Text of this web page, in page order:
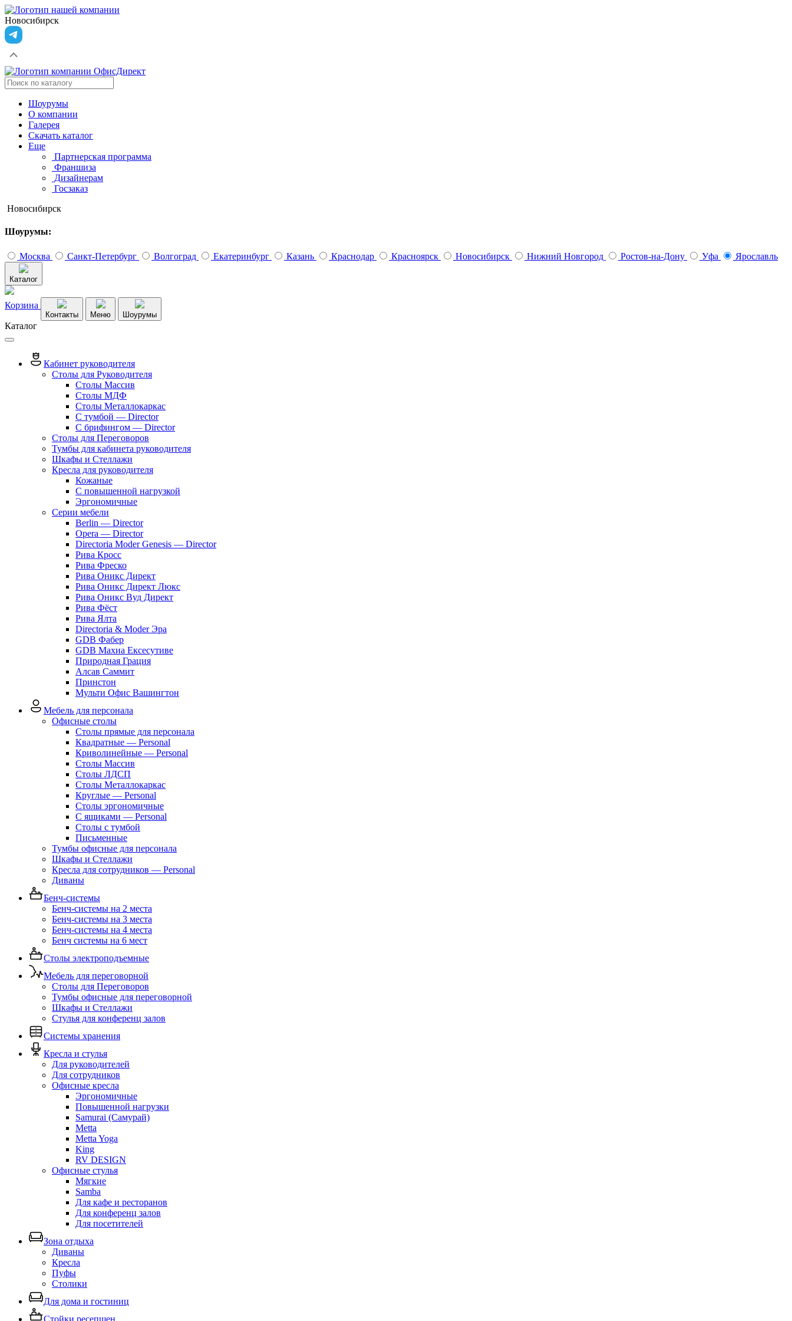
Новосибирск
Шоурумы
О компании
Галерея
Скачать каталог
Еще
Партнерская программа
Франшиза
Дизайнерам
Госзаказ
Новосибирск
Шоурумы:
Москва Санкт-Петербург Волгоград Екатеринбург Казань Краснодар Красноярск Новосибирск Нижний Новгород Ростов-на-Дону Уфа Ярославль
Каталог
Корзина
Контакты Меню Шоурумы
Каталог
Кабинет руководителя
Столы для Руководителя
Столы Массив
Столы МДФ
Столы Металлокаркас
С тумбой — Director
C брифингом — Director
Столы для Переговоров
Тумбы для кабинета руководителя
Шкафы и Стеллажи
Кресла для руководителя
Кожаные
С повышенной нагрузкой
Эргономичные
Серии мебели
Berlin — Director
Opera — Director
Directoria Moder Genesis — Director
Рива Кросс
Рива Фреско
Рива Оникс Директ
Рива Оникс Директ Люкс
Рива Оникс Вуд Директ
Рива Фёст
Рива Ялта
Directoria & Moder Эра
GDB Фабер
GDB Махиа Ексесутиве
Природная Грация
Алсав Саммит
Принстон
Мульти Офис Вашингтон
Мебель для персонала
Офисные столы
Столы прямые для персонала
Квадратные — Personal
Криволинейные — Personal
Столы Массив
Столы ЛДСП
Столы Металлокаркас
Круглые — Personal
Столы эргономичные
С ящиками — Personal
Столы с тумбой
Письменные
Тумбы офисные для персонала
Шкафы и Стеллажи
Кресла для сотрудников — Personal
Диваны
Бенч-системы
Бенч-системы на 2 места
Бенч-системы на 3 места
Бенч-системы на 4 места
Бенч системы на 6 мест
Столы электроподъемные
Мебель для переговорной
Столы для Переговоров
Тумбы офисные для переговорной
Шкафы и Стеллажи
Стулья для конференц залов
Системы хранения
Кресла и стулья
Для руководителей
Для сотрудников
Офисные кресла
Эргономичные
Повышенной нагрузки
Samurai (Самурай)
Metta
Metta Yoga
King
RV DESIGN
Офисные стулья
Мягкие
Samba
Для кафе и ресторанов
Для конференц залов
Для посетителей
Зона отдыха
Диваны
Кресла
Пуфы
Столики
Для дома и гостиниц
Стойки ресепшен